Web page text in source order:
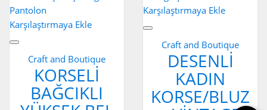
Karşılaştırmaya Ekle
Craft and Boutique
KORSELI
BAĞCIKLI
Karşılaştırmaya Ekle
Craft and Boutique
DESENLI
KADIN
KORSE/BLUZ